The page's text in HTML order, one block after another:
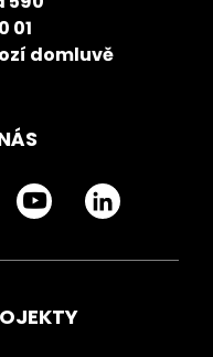
01
domluvě